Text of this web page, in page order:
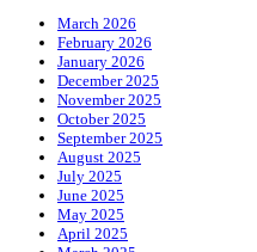
March 2026
February 2026
January 2026
December 2025
November 2025
October 2025
September 2025
August 2025
July 2025
June 2025
May 2025
April 2025